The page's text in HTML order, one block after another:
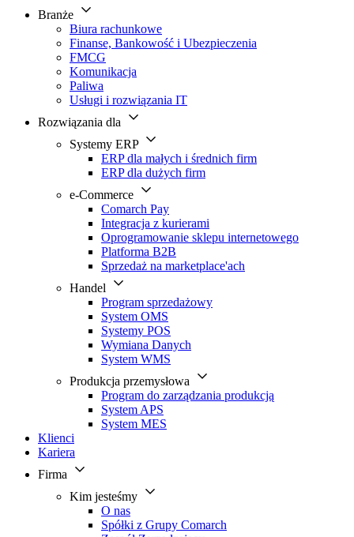
Branże
Biura rachunkowe
Finanse, Bankowość i Ubezpieczenia
FMCG
Komunikacja
Paliwa
Usługi i rozwiązania IT
Rozwiązania dla
Systemy ERP
ERP dla małych i średnich firm
ERP dla dużych firm
e-Commerce
Comarch Pay
Integracja z kurierami
Oprogramowanie sklepu internetowego
Platforma B2B
Sprzedaż na marketplace'ach
Handel
Program sprzedażowy
System OMS
Systemy POS
Wymiana Danych
System WMS
Produkcja przemysłowa
Program do zarządzania produkcją
System APS
System MES
Klienci
Kariera
Firma
Kim jesteśmy
O nas
Spółki z Grupy Comarch